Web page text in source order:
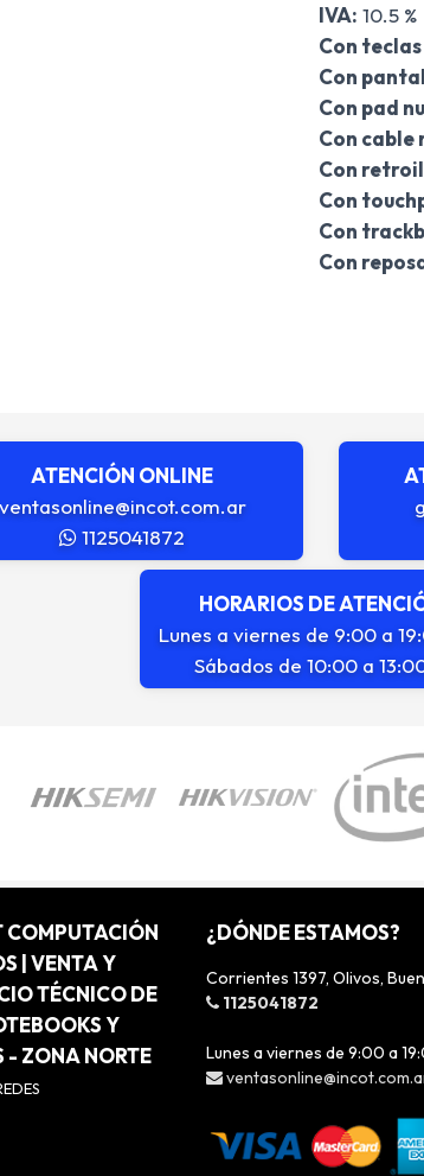
IVA: 10.5 %
Con
Con
Con pad
Con cable
Con
Con
Con
Con
ATENCIÓN ONLINE
ventasonline@incot.com.ar
1125041872
HORARIOS DE
Lunes a viernes de 9:00 a
Sábados de 10:00 a
COMPUTACIÓN
| VENTA Y
TÉCNICO DE
Y
- ZONA NORTE
¿DÓNDE ESTAMOS?
Corrientes 1397, Olivos,
1125041872
Lunes a viernes de 9:00 a